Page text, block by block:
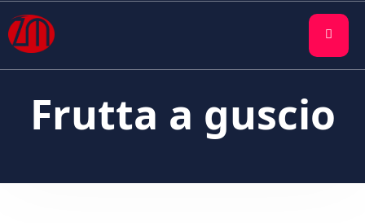
Frutta a guscio